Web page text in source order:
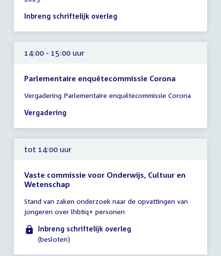
tot
14:00
Inbreng schriftelijk overleg
14:00 - 15:00 uur
Parlementaire enquêtecommissie Corona
vergadering
14:00
15:00
uur
Vergadering Parlementaire enquêtecommissie Corona
Vergadering
tot 14:00 uur
Vaste commissie voor Onderwijs, Cultuur en
Wetenschap
vergadering
tot
14:00
uur
Stand van zaken onderzoek naar de opvattingen van
jongeren over lhbtiq+ personen
Inbreng schriftelijk overleg
(besloten)